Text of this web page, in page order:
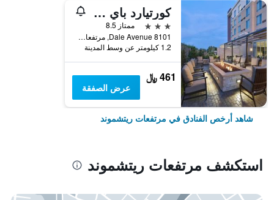
كورتيارد باي ماريوت سان لويس برينتوود
3 نجوم
ممتاز 8.5
8101 Dale Avenue, مرتفعات ريتشموند, MO, الولايات المتحدة الأميريكية
1.2 كيلومتر عن وسط المدينة
461 ﷼
عرض الصفقة
شاهد أرخص الفنادق في مرتفعات ريتشموند
استكشف مرتفعات ريتشموند